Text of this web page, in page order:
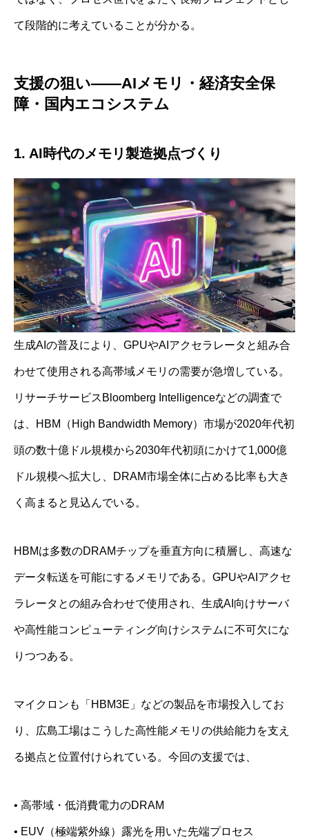
て段階的に考えていることが分かる。
支援の狙い——AIメモリ・経済安全保
障・国内エコシステム
1. AI時代のメモリ製造拠点づくり
生成AIの普及により、GPUやAIアクセラレータと組み合
わせて使用される高帯域メモリの需要が急増している。
リサーチサービスBloomberg Intelligenceなどの調査で
は、HBM（High Bandwidth Memory）市場が2020年代初
頭の数十億ドル規模から2030年代初頭にかけて1,000億
ドル規模へ拡大し、DRAM市場全体に占める比率も大き
く高まると見込んでいる。
HBMは多数のDRAMチップを垂直方向に積層し、高速な
データ転送を可能にするメモリである。GPUやAIアクセ
ラレータとの組み合わせで使用され、生成AI向けサーバ
や高性能コンピューティング向けシステムに不可欠にな
りつつある。
マイクロンも「HBM3E」などの製品を市場投入してお
り、広島工場はこうした高性能メモリの供給能力を支え
る拠点と位置付けられている。今回の支援では、
• 高帯域・低消費電力のDRAM
• EUV（極端紫外線）露光を用いた先端プロセス